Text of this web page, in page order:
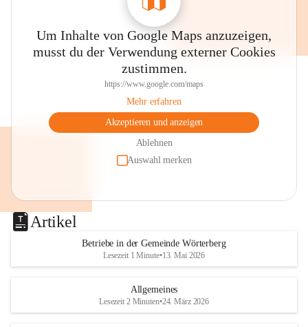
Um Inhalte von Google Maps anzuzeigen,
musst du der Verwendung externer Cookies
zustimmen.
https://www.google.com/maps
Mehr erfahren
Akzeptieren und anzeigen
Ablehnen
Auswahl merken
Artikel
Betriebe in der Gemeinde Wörterberg
Lesezeit 1 Minute•13. Mai 2026
Allgemeines
Lesezeit 2 Minuten•24. März 2026